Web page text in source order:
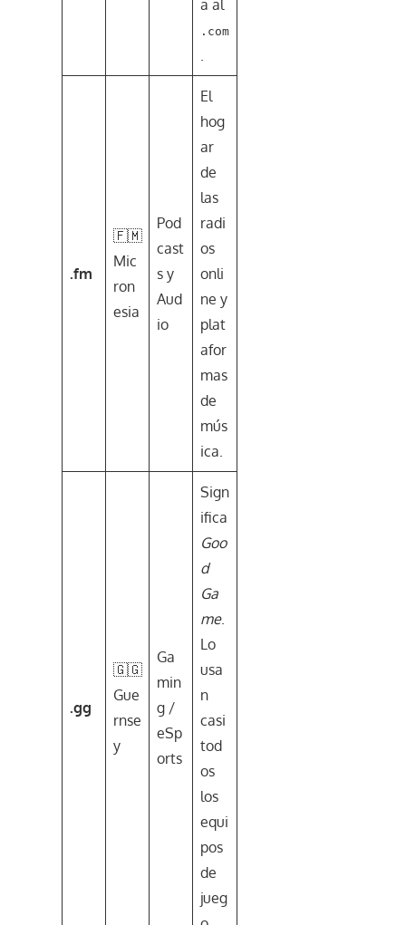
a al
.com
.
.fm
🇫🇲
Mic
ron
esia
Pod
cast
s y
Aud
io
El
hog
ar
de
las
radi
os
onli
ne y
plat
afor
mas
de
mús
ica.
.gg
🇬🇬
Gue
rnse
y
Ga
min
g /
eSp
orts
Sign
ifica
Goo
d
Ga
me.
Lo
usa
n
casi
tod
os
los
equi
pos
de
jueg